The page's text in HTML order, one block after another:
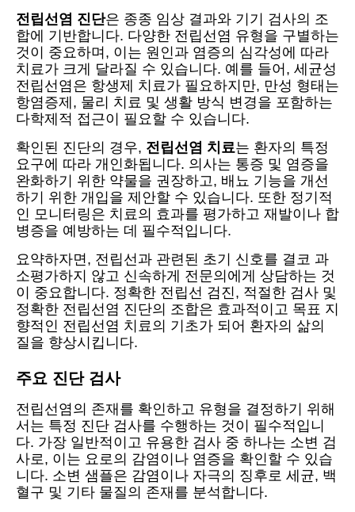
전립선염 진단은 종종 임상 결과와 기기 검사의 조
합에 기반합니다. 다양한 전립선염 유형을 구별하는
것이 중요하며, 이는 원인과 염증의 심각성에 따라
치료가 크게 달라질 수 있습니다. 예를 들어, 세균성
전립선염은 항생제 치료가 필요하지만, 만성 형태는
항염증제, 물리 치료 및 생활 방식 변경을 포함하는
다학제적 접근이 필요할 수 있습니다.
확인된 진단의 경우, 전립선염 치료는 환자의 특정
요구에 따라 개인화됩니다. 의사는 통증 및 염증을
완화하기 위한 약물을 권장하고, 배뇨 기능을 개선
하기 위한 개입을 제안할 수 있습니다. 또한 정기적
인 모니터링은 치료의 효과를 평가하고 재발이나 합
병증을 예방하는 데 필수적입니다.
요약하자면, 전립선과 관련된 초기 신호를 결코 과
소평가하지 않고 신속하게 전문의에게 상담하는 것
이 중요합니다. 정확한 전립선 검진, 적절한 검사 및
정확한 전립선염 진단의 조합은 효과적이고 목표 지
향적인 전립선염 치료의 기초가 되어 환자의 삶의
질을 향상시킵니다.
주요 진단 검사
전립선염의 존재를 확인하고 유형을 결정하기 위해
서는 특정 진단 검사를 수행하는 것이 필수적입니
다. 가장 일반적이고 유용한 검사 중 하나는 소변 검
사로, 이는 요로의 감염이나 염증을 확인할 수 있습
니다. 소변 샘플은 감염이나 자극의 징후로 세균, 백
혈구 및 기타 물질의 존재를 분석합니다.